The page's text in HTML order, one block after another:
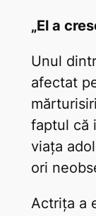
„El a
Unul
afectat
faptul că
viața
ori
Actrița a